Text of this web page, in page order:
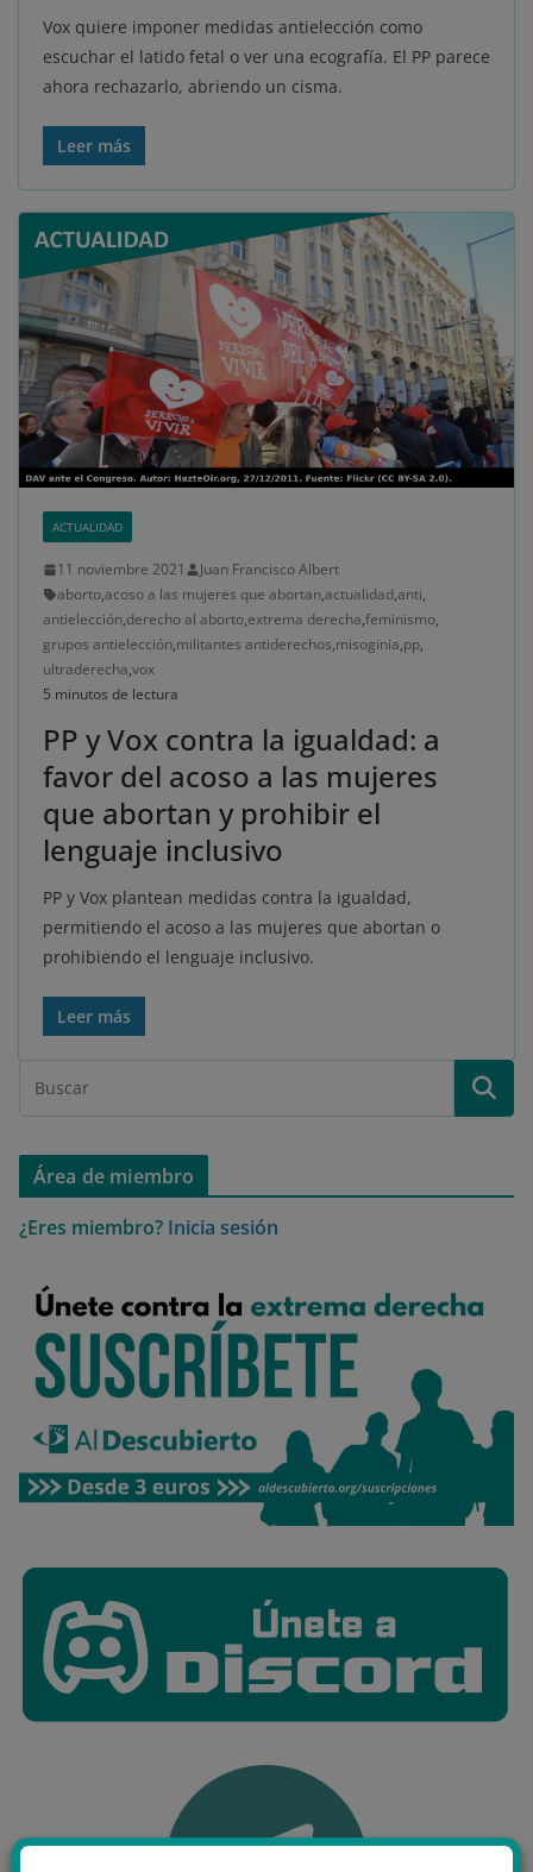
Vox quiere imponer medidas antielección como
escuchar el latido fetal o ver una ecografía. El PP parece
ahora rechazarlo, abriendo un cisma.
Leer más
ACTUALIDAD
11 noviembre 2021
Juan Francisco Albert
aborto,acoso a las mujeres que abortan,actualidad,anti,
antielección,derecho al aborto,extrema derecha,feminismo,
grupos antielección,militantes antiderechos,misoginia,pp,
ultraderecha,vox
5 minutos de lectura
PP y Vox contra la igualdad: a
favor del acoso a las mujeres
que abortan y prohibir el
lenguaje inclusivo
PP y Vox plantean medidas contra la igualdad,
permitiendo el acoso a las mujeres que abortan o
prohibiendo el lenguaje inclusivo.
Leer más
Área de miembro
¿Eres miembro? Inicia sesión